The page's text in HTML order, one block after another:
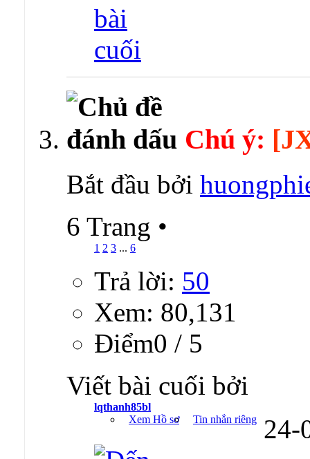
Chú ý:
Bắt đầu bởi
6 Trang •
1 2 3 ... 6
Trả lời: 50
Xem: 80,131
Ðiểm0 / 5
Viết bài cuối bởi
lqthanh85bl
Xem Hồ sơ
Tin nhắn riêng 24-